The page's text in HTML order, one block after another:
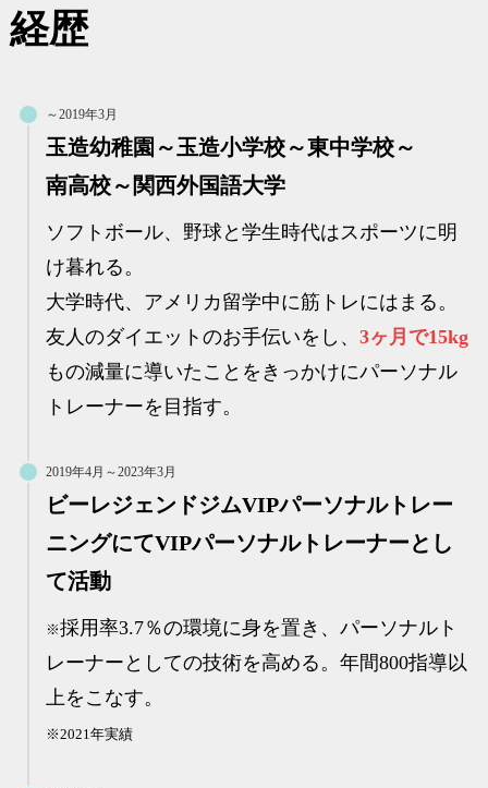
経歴
～2019年3月
玉造幼稚園～玉造小学校～東中学校～
南高校～関西外国語大学
ソフトボール、野球と学生時代はスポーツに明
け暮れる。
大学時代、アメリカ留学中に筋トレにはまる。
友人のダイエットのお手伝いをし、 3ヶ月で15kg
もの減量に導いたことをきっかけにパーソナル
トレーナーを目指す。
2019年4月～2023年3月
ビーレジェンドジムVIPパーソナルトレー
ニングにてVIPパーソナルトレーナーとし
て活動
※採用率3.7％の環境に身を置き、パーソナルト
レーナーとしての技術を高める。年間800指導以
上をこなす。
※2021年実績